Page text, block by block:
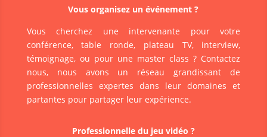
Vous organisez un événement ?
Vous cherchez une intervenante pour votre
conférence, table ronde, plateau TV, interview,
témoignage, ou pour une master class ? Contactez
nous, nous avons un réseau grandissant de
professionnelles expertes dans leur domaines et
partantes pour partager leur expérience.
Professionnelle du jeu vidéo ?